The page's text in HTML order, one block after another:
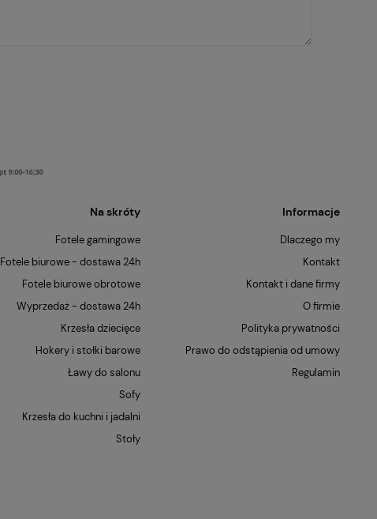
Na skróty
Fotele gamingowe
Fotele biurowe - dostawa 24h
Fotele biurowe obrotowe
Wyprzedaż - dostawa 24h
Krzesła dziecięce
Hokery i stołki barowe
Ławy do salonu
Sofy
Krzesła do kuchni i jadalni
Stoły
Informacje
Dlaczego my
Kontakt
Kontakt i dane firmy
O firmie
Polityka prywatności
Prawo do odstąpienia od umowy
Regulamin